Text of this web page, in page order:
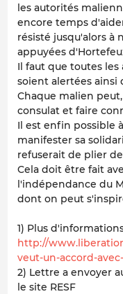
les autorités
encore temps
résisté jusqu'alors à
appuyées
Il faut que toutes les
soient alertées ainsi
Chaque malien
consulat et faire
Il est enfin possible
manifester sa
refuserait de plier
Cela doit être fait
l'indépendance du
dont on peut
1) Plus
http://
veut-un-accord-
2) Lettre a envoyer
le site RESF